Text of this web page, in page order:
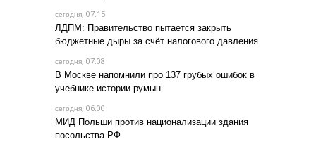
сегодня, 07:15
ЛДПМ: Правительство пытается закрыть
бюджетные дыры за счёт налогового давления
сегодня, 07:08
В Москве напомнили про 137 грубых ошибок в
учебнике истории румын
сегодня, 06:00
МИД Польши против национализации здания
посольства РФ